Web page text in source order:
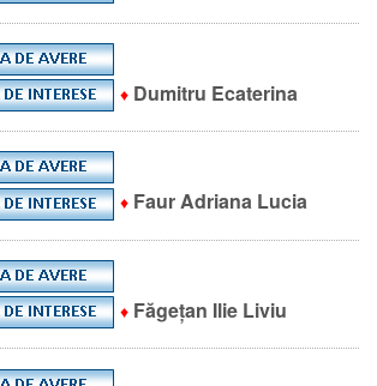
♦ Dumitru Ecaterina
♦ Faur Adriana Lucia
♦ Făgețan Ilie Liviu